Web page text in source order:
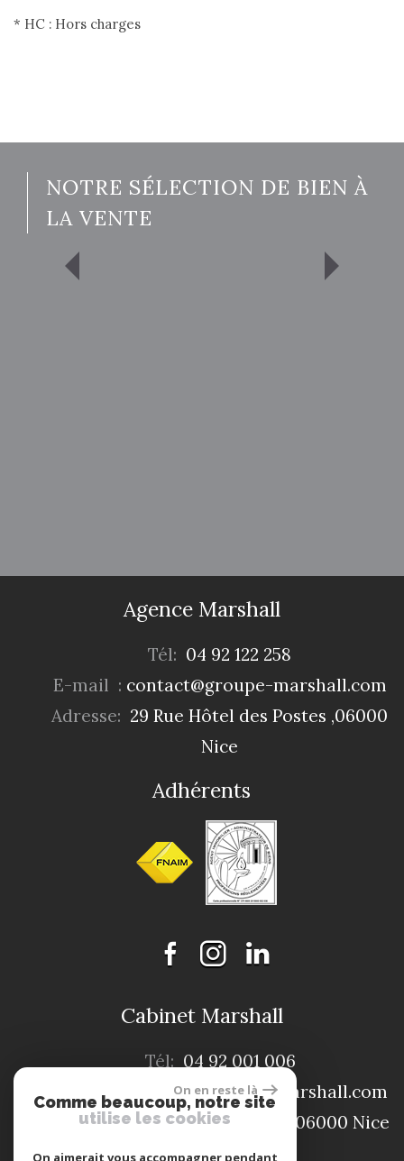
* HC : Hors charges
NOTRE SÉLECTION DE BIEN À
LA VENTE
Agence Marshall
Tél: 04 92 122 258
E-mail : contact@groupe-marshall.com
Adresse: 29 Rue Hôtel des Postes ,06000
Nice
Adhérents
Cabinet Marshall
Tél: 04 92 001 006
E-mail:
contact@cabinet-marshall.com
Adresse:4, rue de la Liberté ,06000 Nice
On en reste là
Comme beaucoup, notre site
utilise les cookies
On aimerait vous accompagner pendant